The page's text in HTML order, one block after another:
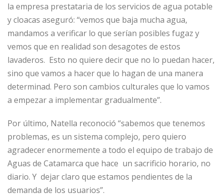
la empresa prestataria de los servicios de agua potable
y cloacas aseguró: “vemos que baja mucha agua,
mandamos a verificar lo que serían posibles fugaz y
vemos que en realidad son desagotes de estos
lavaderos. Esto no quiere decir que no lo puedan hacer,
sino que vamos a hacer que lo hagan de una manera
determinad. Pero son cambios culturales que lo vamos
a empezar a implementar gradualmente”.
Por último, Natella reconoció “sabemos que tenemos
problemas, es un sistema complejo, pero quiero
agradecer enormemente a todo el equipo de trabajo de
Aguas de Catamarca que hace un sacrificio horario, no
diario. Y dejar claro que estamos pendientes de la
demanda de los usuarios”.